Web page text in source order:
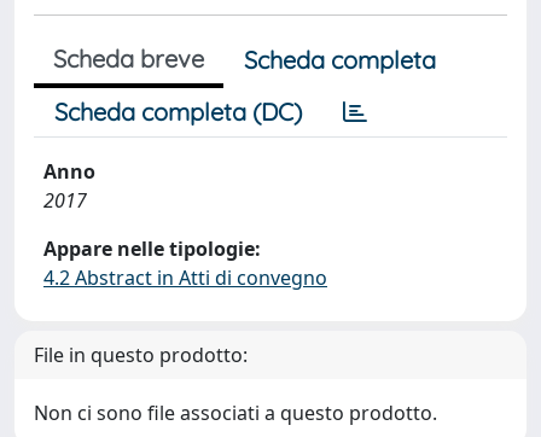
Scheda breve
Scheda completa
Scheda completa (DC)
Anno
2017
Appare nelle tipologie:
4.2 Abstract in Atti di convegno
File in questo prodotto:
Non ci sono file associati a questo prodotto.